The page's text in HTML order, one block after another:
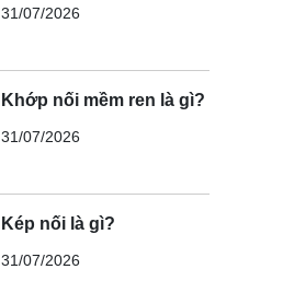
31/07/2026
Khớp nối mềm ren là gì?
31/07/2026
Kép nối là gì?
31/07/2026